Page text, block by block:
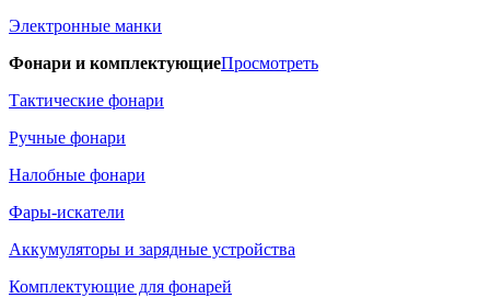
Электронные манки
Фонари и комплектующиеПросмотреть
Тактические фонари
Ручные фонари
Налобные фонари
Фары-искатели
Аккумуляторы и зарядные устройства
Комплектующие для фонарей